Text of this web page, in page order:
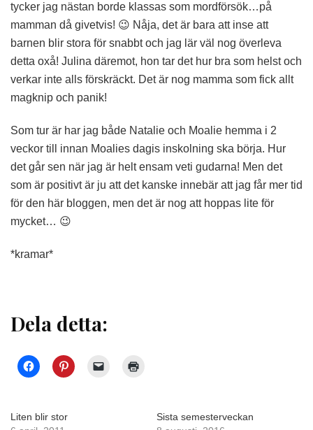
tycker jag nästan borde klassas som mordförsök…på
mamman då givetvis! 😉 Nåja, det är bara att inse att
barnen blir stora för snabbt och jag lär väl nog överleva
detta oxå! Julina däremot, hon tar det hur bra som helst och
verkar inte alls förskräckt. Det är nog mamma som fick allt
magknip och panik!
Som tur är har jag både Natalie och Moalie hemma i 2
veckor till innan Moalies dagis inskolning ska börja. Hur
det går sen när jag är helt ensam veti gudarna! Men det
som är positivt är ju att det kanske innebär att jag får mer tid
för den här bloggen, men det är nog att hoppas lite för
mycket… 😉
*kramar*
Dela detta:
Liten blir stor
Sista semesterveckan